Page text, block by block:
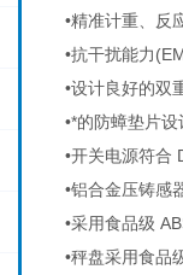
•精准计重、反
•抗干扰能力
•设计良好的双
•*的防蟑垫片
•开关电源符合
•铝合金压铸感
•采用食品级
•秤盘采用食品